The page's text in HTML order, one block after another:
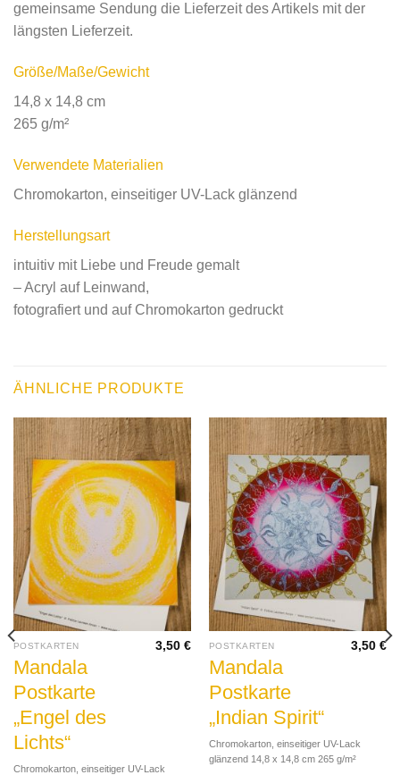
gemeinsame Sendung die Lieferzeit des Artikels mit der
längsten Lieferzeit.
Größe/Maße/Gewicht
14,8 x 14,8 cm
265 g/m²
Verwendete Materialien
Chromokarton, einseitiger UV-Lack glänzend
Herstellungsart
intuitiv mit Liebe und Freude gemalt
– Acryl auf Leinwand,
fotografiert und auf Chromokarton gedruckt
ÄHNLICHE PRODUKTE
POSTKARTEN
Mandala
Postkarte
„Engel des
Lichts“
3,50€
Chromokarton, einseitiger UV-Lack
POSTKARTEN
Mandala
Postkarte
„Indian Spirit“
3,50€
Chromokarton, einseitiger UV-Lack
glänzend 14,8 x 14,8 cm 265 g/m²